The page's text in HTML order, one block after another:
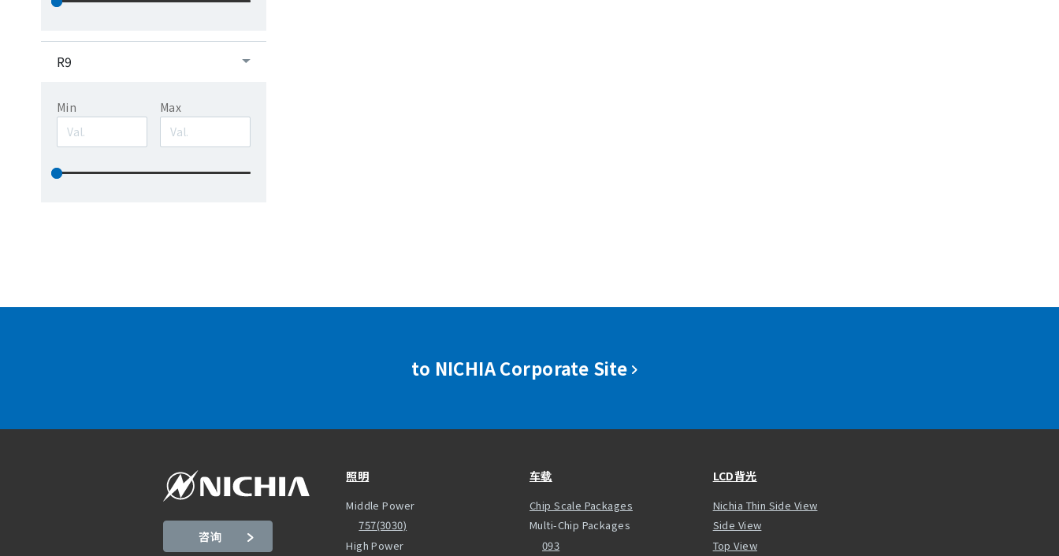
R9
Min Max
to NICHIA Corporate Site
咨询
照明
Middle Power
757(3030)
High Power
车载
Chip Scale Packages
Multi-Chip Packages
093
LCD背光
Nichia Thin Side View
Side View
Top View